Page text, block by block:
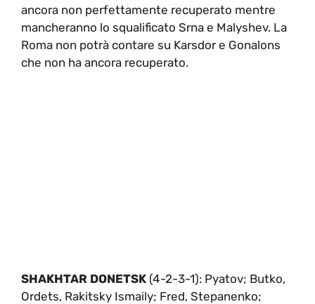
ancora non perfettamente recuperato mentre
mancheranno lo squalificato Srna e Malyshev. La
Roma non potrà contare su Karsdor e Gonalons
che non ha ancora recuperato.
SHAKHTAR DONETSK (4-2-3-1): Pyatov; Butko,
Ordets, Rakitsky Ismaily; Fred, Stepanenko;